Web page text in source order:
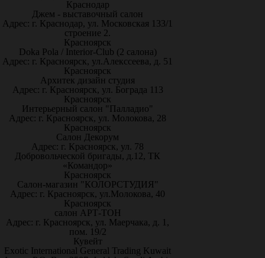
Краснодар
Джем - выставочный салон
Адрес: г. Краснодар, ул. Московская 133/1
строение 2.
Красноярск
Doka Pola / Interior-Club (2 салона)
Адрес: г. Красноярск, ул.Алекссеева, д. 51
Красноярск
Архитек дизайн студия
Адрес: г. Красноярск, ул. Бограда 113
Красноярск
Интерьерный салон "Палладио"
Адрес: г. Красноярск, ул. Молокова, 28
Красноярск
Салон Декорум
Адрес: г. Красноярск, ул. 78
Добровольческой бригады, д.12, ТК
«Командор»
Красноярск
Салон-магазин "КОЛОРСТУДИЯ"
Адрес: г. Красноярск, ул.Молокова, 40
Красноярск
салон АРТ-ТОН
Адрес: г. Красноярск, ул. Маерчака, д. 1,
пом. 19/2
Кувейт
Exotic International General Trading Kuwait